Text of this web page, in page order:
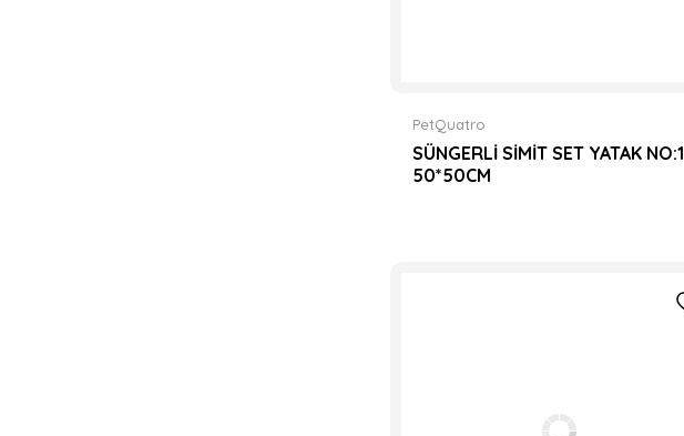
PetQuatro
SÜNGERLİ SİMİT SET YATAK NO:1
50*50CM